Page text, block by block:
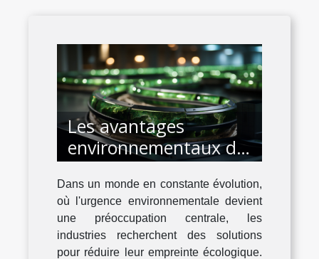
Les avantages
environnementaux des
convoyeurs à bande
modernes
Dans un monde en constante évolution,
où l'urgence environnementale devient
une préoccupation centrale, les
industries recherchent des solutions
pour réduire leur empreinte écologique.